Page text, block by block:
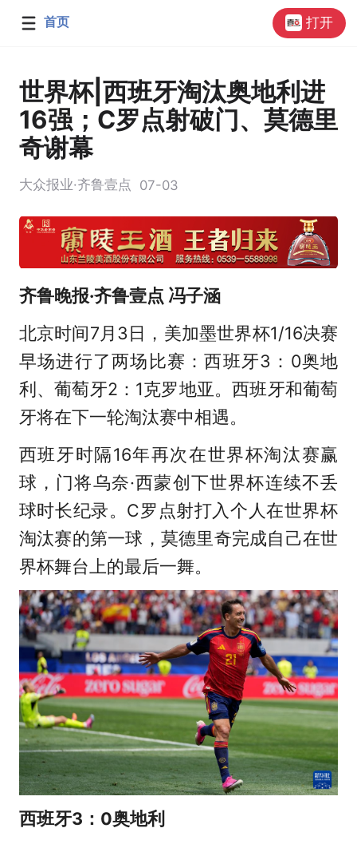
首页 打开
世界杯|西班牙淘汰奥地利进
16强；C罗点射破门、莫德里
奇谢幕
大众报业·齐鲁壹点 07-03
齐鲁晚报·齐鲁壹点 冯子涵
北京时间7月3日，美加墨世界杯1/16决赛
早场进行了两场比赛：西班牙3：0奥地
利、葡萄牙2：1克罗地亚。西班牙和葡萄
牙将在下一轮淘汰赛中相遇。
西班牙时隔16年再次在世界杯淘汰赛赢
球，门将乌奈·西蒙创下世界杯连续不丢
球时长纪录。C罗点射打入个人在世界杯
淘汰赛的第一球，莫德里奇完成自己在世
界杯舞台上的最后一舞。
西班牙3：0奥地利